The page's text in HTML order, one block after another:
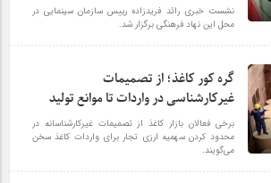
نشست خبری رائد فریدزاده رییس سازمان سینمایی در
محل این نهاد فرهنگی برگزار شد.
گره کور کاغذ؛ از تصمیمات
غیرکارشناسی در واردات تا موانع تولید
برخی فعالان بازار کاغذ از تصمیمات غیرکارشناسانه در
محدود کردن سهمیه ارزی تجار برای واردات کاغذ سخن
می‌گویند.